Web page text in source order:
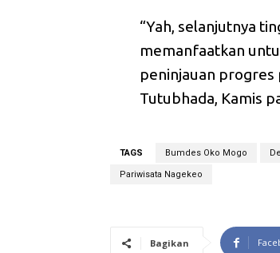
“Yah, selanjutnya
memanfaatkan
peninjauan progres
Tutubhada, Kamis
TAGS Bumdes Oko Mogo
Pariwisata Nagekeo
Bagikan